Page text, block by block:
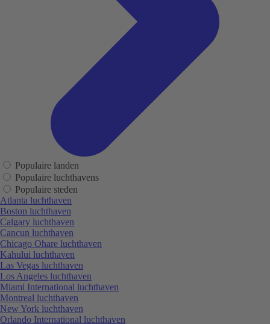
Populaire landen
Populaire luchthavens
Populaire steden
Atlanta luchthaven
Boston luchthaven
Calgary luchthaven
Cancun luchthaven
Chicago Ohare luchthaven
Kahului luchthaven
Las Vegas luchthaven
Los Angeles luchthaven
Miami International luchthaven
Montreal luchthaven
New York luchthaven
Orlando International luchthaven